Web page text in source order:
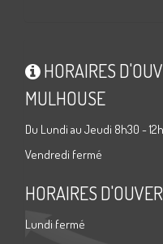
HORAIRES
MULHOUSE
Du Lundi au Jeudi 8h30 -
Vendredi fermé
HORAIRES
Lundi fermé